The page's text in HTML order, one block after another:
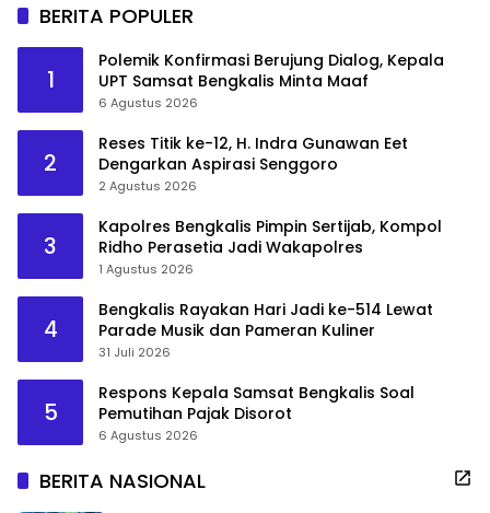
BERITA POPULER
1
Polemik Konfirmasi Berujung Dialog, Kepala
UPT Samsat Bengkalis Minta Maaf
6 Agustus 2026
2
Reses Titik ke-12, H. Indra Gunawan Eet
Dengarkan Aspirasi Senggoro
2 Agustus 2026
3
Kapolres Bengkalis Pimpin Sertijab, Kompol
Ridho Perasetia Jadi Wakapolres
1 Agustus 2026
4
Bengkalis Rayakan Hari Jadi ke-514 Lewat
Parade Musik dan Pameran Kuliner
31 Juli 2026
5
Respons Kepala Samsat Bengkalis Soal
Pemutihan Pajak Disorot
6 Agustus 2026
BERITA NASIONAL